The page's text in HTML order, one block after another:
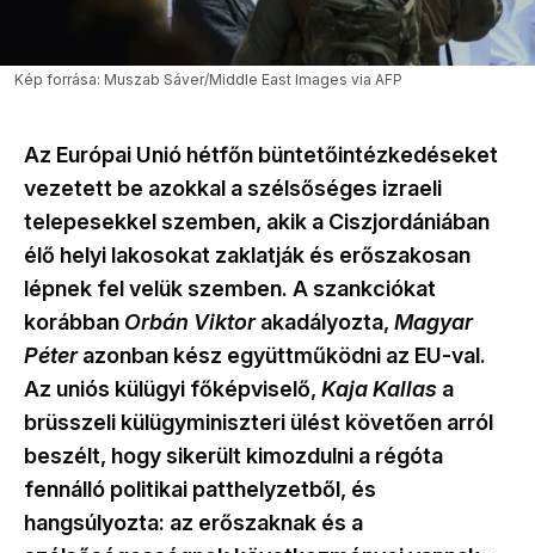
Kép forrása: Muszab Sáver/Middle East Images via AFP
Az Európai Unió hétfőn büntetőintézkedéseket
vezetett be azokkal a szélsőséges izraeli
telepesekkel szemben, akik a Ciszjordániában
élő helyi lakosokat zaklatják és erőszakosan
lépnek fel velük szemben. A szankciókat
korábban Orbán Viktorakadályozta, Magyar
Péterazonban kész együttműködni az EU-val.
Az uniós külügyi főképviselő, Kaja Kallas a
brüsszeli külügyminiszteri ülést követően arról
beszélt, hogy sikerült kimozdulni a régóta
fennálló politikai patthelyzetből, és
hangsúlyozta: az erőszaknak és a